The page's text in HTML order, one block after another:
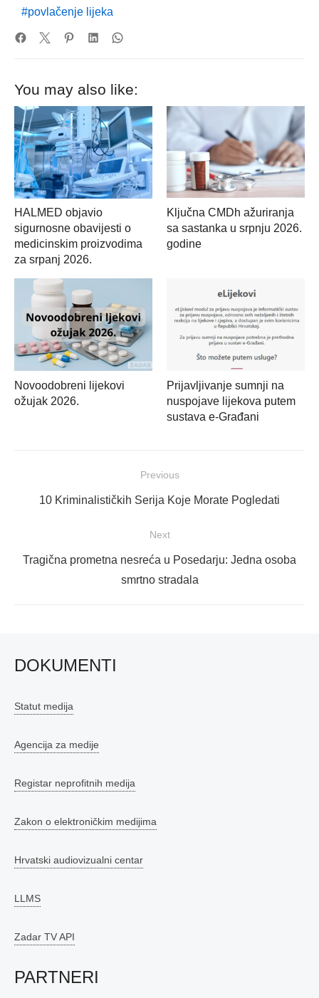
povlačenje lijeka
You may also like:
HALMED objavio
sigurnosne obavijesti o
medicinskim proizvodima
za srpanj 2026.
Ključna CMDh ažuriranja
sa sastanka u srpnju 2026.
godine
Novoodobreni lijekovi
ožujak 2026.
Prijavljivanje sumnji na
nuspojave lijekova putem
sustava e-Građani
objava
Previous
Previous
10 Kriminalističkih Serija Koje Morate Pogledati
Next
Next
Tragična prometna nesreća u Posedarju: Jedna osoba
smrtno stradala
DOKUMENTI
Statut medija
Agencija za medije
Registar neprofitnih medija
Zakon o elektroničkim medijima
Hrvatski audiovizualni centar
LLMS
Zadar TV API
PARTNERI